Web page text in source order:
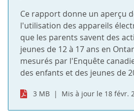
Ce rapport donne un aperçu
l'utilisation des appareils
que les parents savent des
jeunes de 12 à 17 ans en
mesurés par l'Enquête
des enfants et des jeunes de
3 MB Mis à jour le 18 févr.